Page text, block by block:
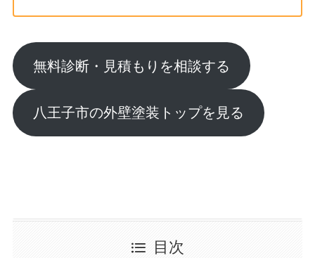
無料診断・見積もりを相談する
八王子市の外壁塗装トップを見る
目次